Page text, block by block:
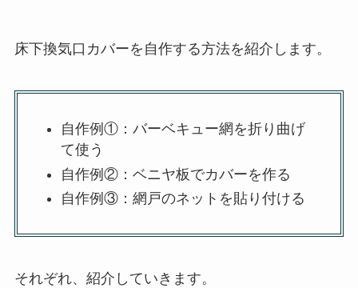
床下換気口カバーを自作する方法を紹介します。
自作例①：バーベキュー網を折り曲げ
て使う
自作例②：ベニヤ板でカバーを作る
自作例③：網戸のネットを貼り付ける
それぞれ、紹介していきます。